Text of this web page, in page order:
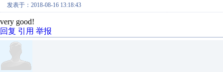
发表于：2018-08-16 13:18:43
very good!
回复 引用 举报